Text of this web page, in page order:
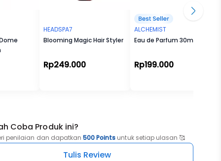
HEADSPA7
Blooming Magic Hair Styler
Rp249.000
ALCHEMIST
Eau de Parfum 30ml
Rp199.000
Coba Produk ini?
penilaian dan dapatkan 500 Points untuk setiap ulasan 🥰
Tulis Review